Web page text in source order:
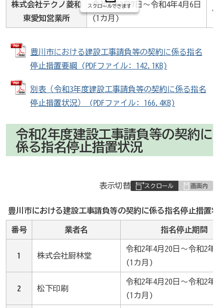
株式会社テクノ菱和
東愛知営業所
令和4年3月7日～令和4年4月6日
(1カ月)
スクロールできます
豊川市における建設工事請負等の契約に係る指名
停止措置要綱 (PDFファイル: 142.1KB)
別表（令和3年度建設工事請負等の契約に係る指名
停止措置状況） (PDFファイル: 166.4KB)
令和2年度建設工事請負等の契約に
係る指名停止措置状況
表
み
の
表示切替
豊川市における建設工事請負等の契約に係る指名停止措置
番号 業者名 指名停止期間
1 株式会社厨林堂
令和2年4月20日～令和2年
(1カ月)
2 松下印刷
令和2年4月20日～令和2年
(1カ月)